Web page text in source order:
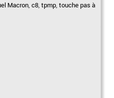
Macron,c8,tpmp,touche pas à